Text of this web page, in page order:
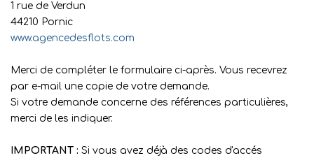
Location À L'année
NOTRE AGENCE
1 rue de Verdun
44210 Pornic
www.agencedesflots.com
Merci de compléter le formulaire ci-après. Vous recevrez
par e-mail une copie de votre demande.
Si votre demande concerne des références particulières,
merci de les indiquer.
IMPORTANT : Si vous avez déjà des codes d'accés